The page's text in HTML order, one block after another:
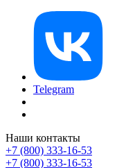
Telegram
Наши контакты
+7 (800) 333-16-53
+7 (800) 333-16-53